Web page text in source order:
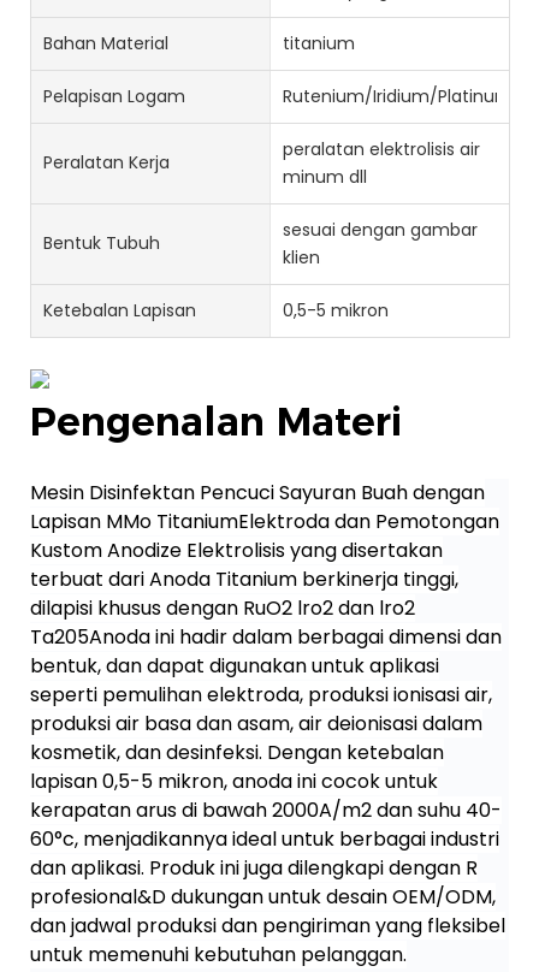
Bahan Material titanium
Pelapisan Logam Rutenium/Iridium/Platinum
Peralatan Kerja
peralatan elektrolisis air
minum dll
Bentuk Tubuh
sesuai dengan gambar
klien
Ketebalan Lapisan 0,5-5 mikron
Pengenalan Materi
Mesin Disinfektan Pencuci Sayuran Buah dengan
Lapisan MMo TitaniumElektroda dan Pemotongan
Kustom Anodize Elektrolisis yang disertakan
terbuat dari Anoda Titanium berkinerja tinggi,
dilapisi khusus dengan RuO2 lro2 dan lro2
Ta205Anoda ini hadir dalam berbagai dimensi dan
bentuk, dan dapat digunakan untuk aplikasi
seperti pemulihan elektroda, produksi ionisasi air,
produksi air basa dan asam, air deionisasi dalam
kosmetik, dan desinfeksi. Dengan ketebalan
lapisan 0,5-5 mikron, anoda ini cocok untuk
kerapatan arus di bawah 2000A/m2 dan suhu 40-
60°c, menjadikannya ideal untuk berbagai industri
dan aplikasi. Produk ini juga dilengkapi dengan R
profesional&D dukungan untuk desain OEM/ODM,
dan jadwal produksi dan pengiriman yang fleksibel
untuk memenuhi kebutuhan pelanggan.